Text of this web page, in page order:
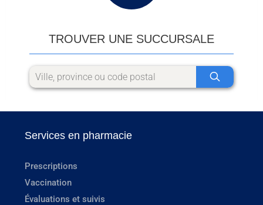
TROUVER UNE SUCCURSALE
Services en pharmacie
Prescriptions
Vaccination
Évaluations et suivis